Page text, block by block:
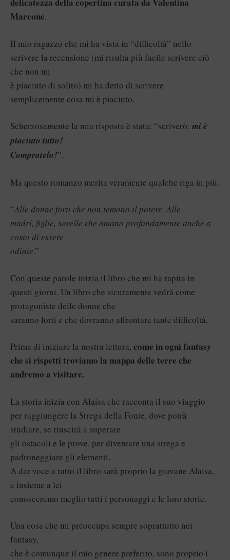
Marcone.
Il mio ragazzo che mi ha vista in “difficoltà” nello
scrivere la recensione (mi risulta più facile scrivere ciò
che non mi
è piaciuto di solito) mi ha detto di scrivere
semplicemente cosa mi è piaciuto.
Scherzosamente la mia risposta è stata: “scriverò: mi è
piaciuto tutto!
Compratelo!”.
Ma questo romanzo merita veramente qualche riga in più.
“Alle donne forti che non temono il potere. Alle
madri, figlie, sorelle che amano profondamente anche a
costo di essere
odiate.”
Con queste parole inizia il libro che mi ha rapita in
questi giorni. Un libro che sicuramente vedrà come
protagoniste delle donne che
saranno forti e che dovranno affrontare tante difficoltà.
Prima di iniziare la nostra lettura, come in ogni fantasy
che si rispetti troviamo la mappa delle terre che
andremo a visitare.
La storia inizia con Alaisa che racconta il suo viaggio
per raggiungere la Strega della Fonte, dove potrà
studiare, se riuscirà a superare
gli ostacoli e le prove, per diventare una strega e
padroneggiare gli elementi.
A dar voce a tutto il libro sarà proprio la giovane Alaisa,
e insieme a lei
conosceremo meglio tutti i personaggi e le loro storie.
Una cosa che mi preoccupa sempre soprattutto nei
fantasy,
che è comunque il mio genere preferito, sono proprio i